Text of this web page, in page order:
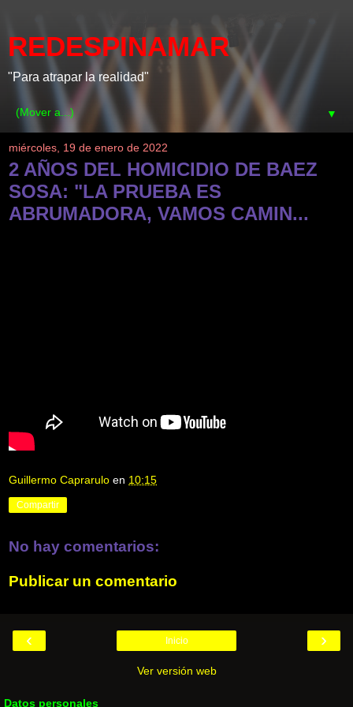
REDESPINAMAR
"Para atrapar la realidad"
▼
miércoles, 19 de enero de 2022
2 AÑOS DEL HOMICIDIO DE BAEZ
SOSA: "LA PRUEBA ES
ABRUMADORA, VAMOS CAMIN...
Guillermo Caprarulo en 10:15
Compartir
No hay comentarios:
Publicar un comentario
‹ ›
Inicio
Ver versión web
Datos personales